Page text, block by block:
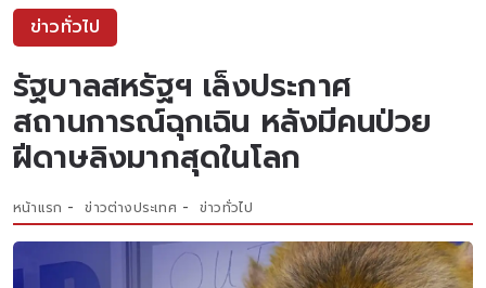
ข่าวทั่วไป
รัฐบาลสหรัฐฯ เล็งประกาศ
สถานการณ์ฉุกเฉิน หลังมีคนป่วย
ฝีดาษลิงมากสุดในโลก
หน้าแรก ข่าวต่างประเทศ ข่าวทั่วไป